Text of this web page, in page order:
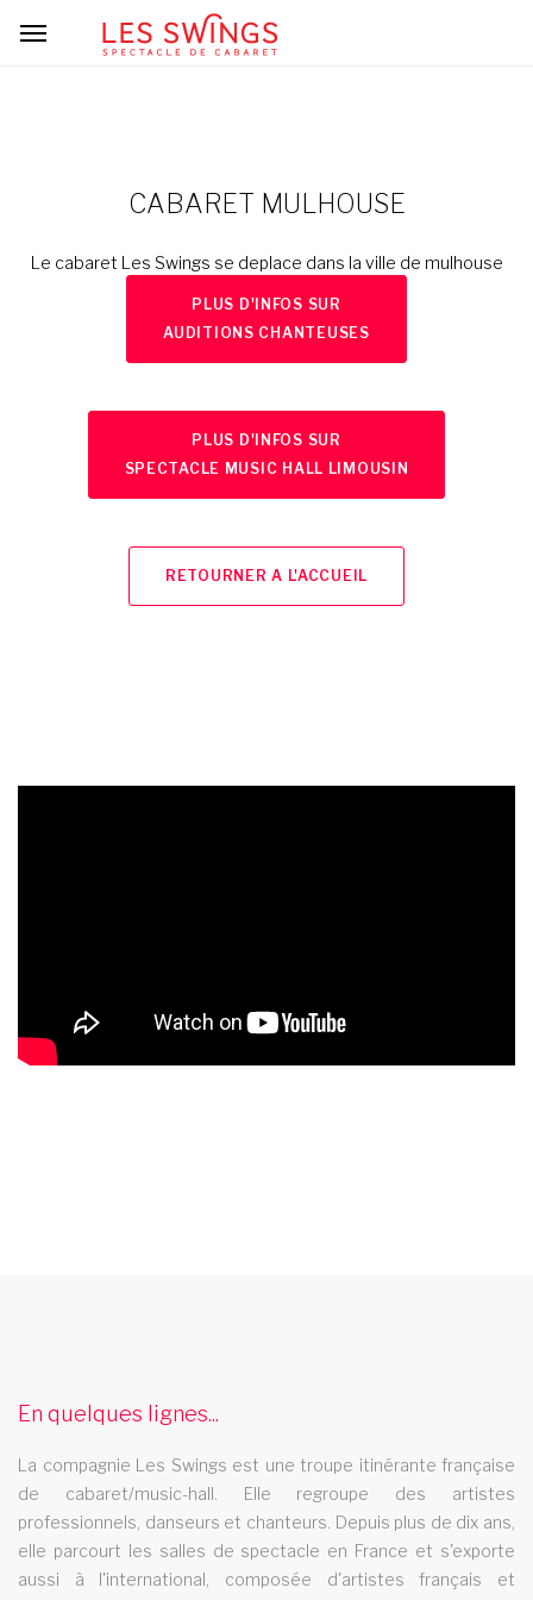
CABARET MULHOUSE
Le cabaret Les Swings se deplace dans la ville de mulhouse
PLUS D'INFOS SUR
AUDITIONS CHANTEUSES
PLUS D'INFOS SUR
SPECTACLE MUSIC HALL LIMOUSIN
RETOURNER A L'ACCUEIL
France. Une équipe d'artistes professionnels, plus de 500
prestigieux : Stade de France, Opéra de Lausanne, Casino
Barrière,..
compagnie de danse centre
La compagnie de danse Les Swings se deplace dans la region
En quelques lignes...
La compagnie Les Swings est une troupe itinérante française
de cabaret/music-hall. Elle regroupe des artistes
professionnels, danseurs et chanteurs. Depuis plus de dix ans,
elle parcourt les salles de spectacle en France et s'exporte
aussi à l'international, composée d'artistes français et